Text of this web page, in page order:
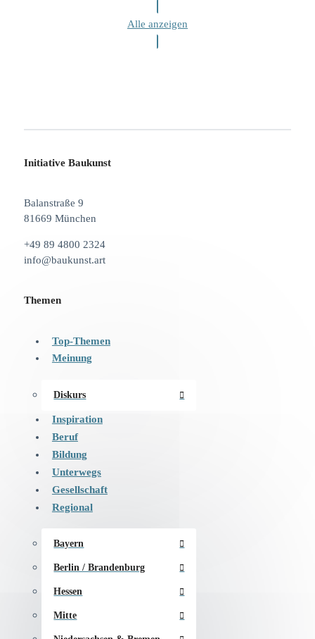
Alle anzeigen
Initiative Baukunst
Balanstraße 9
81669 München
+49 89 4800 2324
info@baukunst.art
Themen
Top-Themen
Meinung
Diskurs
Inspiration
Beruf
Bildung
Unterwegs
Gesellschaft
Regional
Bayern
Berlin / Brandenburg
Hessen
Mitte